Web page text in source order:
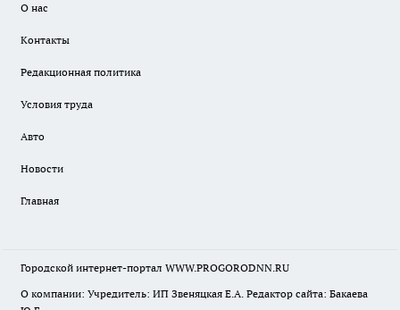
О нас
Контакты
Редакционная политика
Условия труда
Авто
Новости
Главная
Городской интернет-портал WWW.PROGORODNN.RU
О компании: Учредитель: ИП Звеняцкая Е.А. Редактор сайта: Бакаева